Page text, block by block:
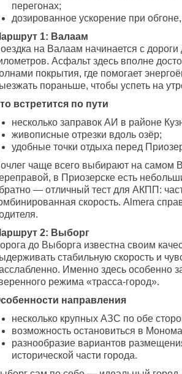
перегонах;
дозированное ускорение при
1: Валаам
на Валаам начинается с
Асфальт здесь вполне
покрытия, где помогает
пораньше, чтобы успеть на
встретится по пути
несколько заправок АИ в районе
живописные отрезки вдоль озёр;
удобные точки отдыха перед
чаще всего выбирают на самом
в Приозерске есть
— отличный тест для АКПП:
скорость. Almera
2: Выборг
до Выборга известна своим
стабильную скорость и
Именно здесь особенно
режима «трасса-город».
направления
несколько крупных АЗС по обе
возможность остановиться в
разнообразие вариантов
исторической части города.